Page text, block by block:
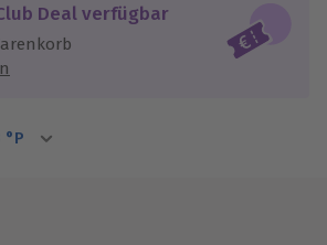
für alle Erlebnisse einlösbar.
verlängerbar.
Deal verfügbar
°P